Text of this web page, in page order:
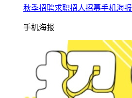
秋季招聘求职招人招募手机海报
手机海报